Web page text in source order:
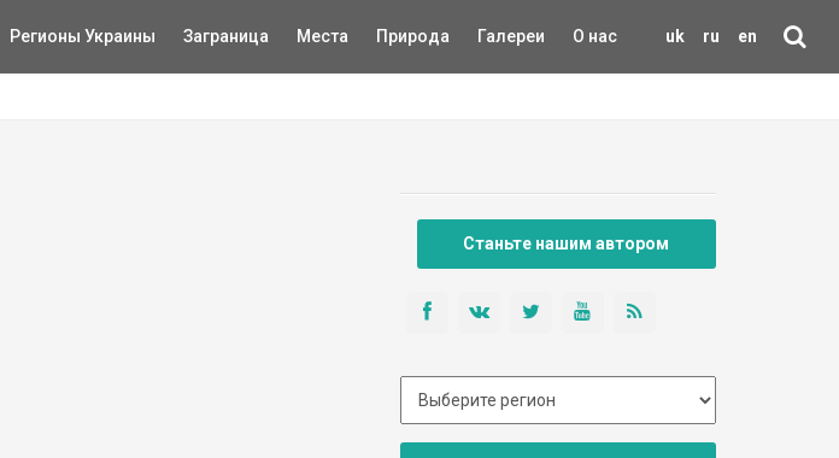
uk ru en
Регионы Украины Заграница Места Природа Галереи О нас
Станьте нашим автором